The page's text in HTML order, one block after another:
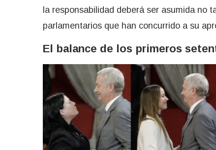
la responsabilidad deberá ser asumida no
parlamentarios que han concurrido a su
El balance de los primeros